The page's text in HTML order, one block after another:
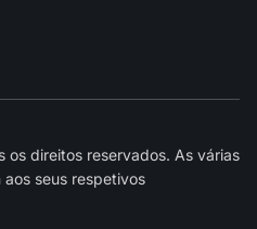
direitos reservados. As várias
seus respetivos